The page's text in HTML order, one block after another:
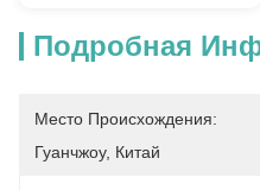
Подробная
Место Происхождения:
Гуанчжоу, Китай